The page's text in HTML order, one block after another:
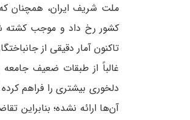
ملت شریف ایران، همچنان
کشور رخ داد و موجب کشته
تاکنون آمار دقیقی از
غالباً از طبقات ضعیف
دلخوری بیشتری را فراهم
آن‌ها ارائه نشده؛ بنابراین